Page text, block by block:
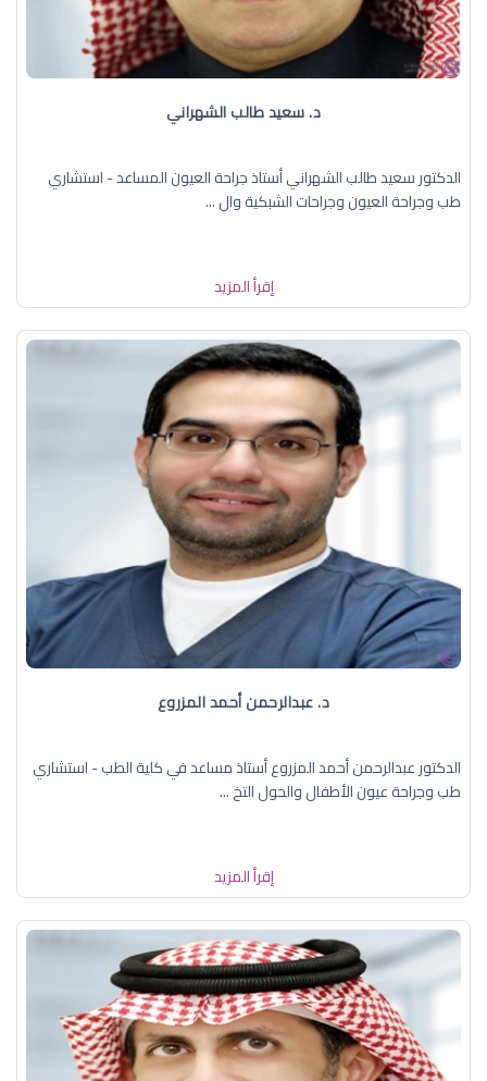
د. سعيد طالب الشهراني
الدكتور سعيد طالب الشهراني أستاذ جراحة العيون المساعد - استشاري
طب وجراحة العيون وجراحات الشبكية وال ...
إقرأ المزيد
د. عبدالرحمن أحمد المزروع
الدكتور عبدالرحمن أحمد المزروع أستاذ مساعد في كلية الطب - استشاري
طب وجراحة عيون الأطفال والحول التخ ...
إقرأ المزيد